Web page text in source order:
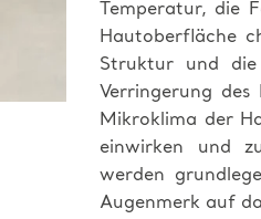
Temperatur, die
Hautoberfläche
Struktur und
Verringerung
Mikroklima der
einwirken und
werden
Augenmerk auf